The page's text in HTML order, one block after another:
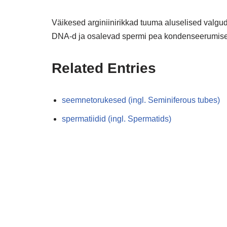
Väikesed arginiinirikkad tuuma aluselised
DNA-d ja osalevad spermi pea
Related Entries
seemnetorukesed (ingl. Seminiferous tubes)
spermatiidid (ingl. Spermatids)